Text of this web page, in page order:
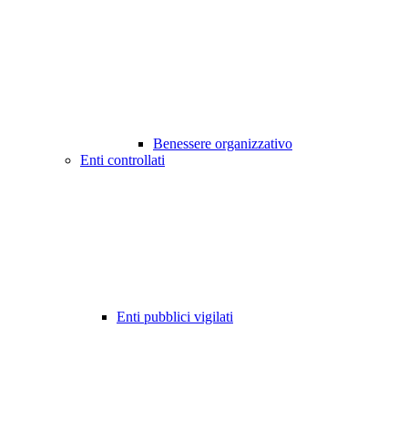
Benessere organizzativo
Enti controllati
Enti pubblici vigilati